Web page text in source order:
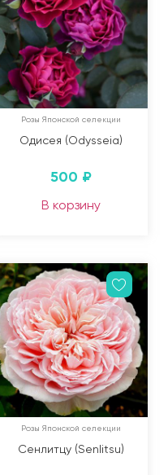
Розы Японской селекции
Одисея (Odysseia)
500 ₽
В корзину
Розы Японской селекции
Сенлитцу (Senlitsu)